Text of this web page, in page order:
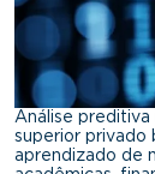
Análise preditiva
superior privado
aprendizado de